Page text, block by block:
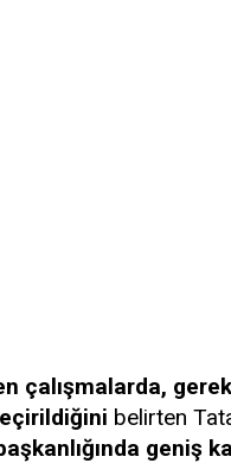
çalışmalarda,
belirten
geniş